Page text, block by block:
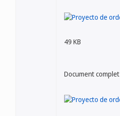
49 KB
Document complet